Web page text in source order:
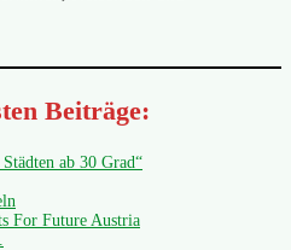
Beiträge:
ab 30 Grad“
For Future Austria